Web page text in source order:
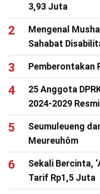
3,93 Juta
Mengenal
Sahabat
Pemberontakan
25 Anggota
2024-2029
Seumuleueng
Meureuhôm
Sekali Bercinta,
Tarif Rp1,5 Juta